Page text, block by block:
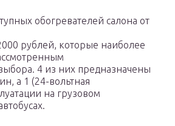
обогревателей салона от
рублей, которые наиболее
4 из них предназначены
а 1 (24-вольтная
на грузовом